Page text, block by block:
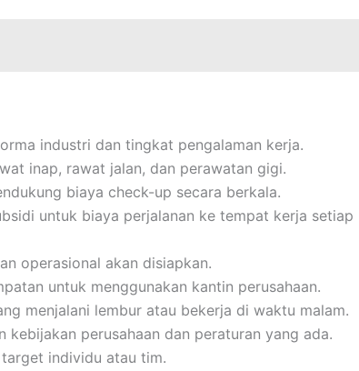
industri dan tingkat pengalaman kerja.
inap, rawat jalan, dan perawatan gigi.
biaya check-up secara berkala.
untuk biaya perjalanan ke tempat kerja setiap
operasional akan disiapkan.
untuk menggunakan kantin perusahaan.
menjalani lembur atau bekerja di waktu malam.
kebijakan perusahaan dan peraturan yang ada.
individu atau tim.